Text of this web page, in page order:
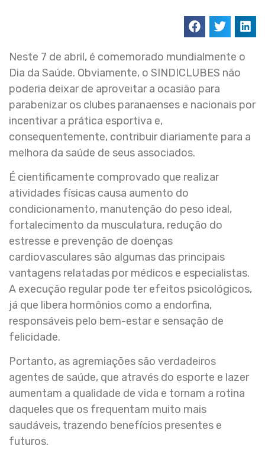
Neste 7 de abril, é comemorado mundialmente o
Dia da Saúde. Obviamente, o SINDICLUBES não
poderia deixar de aproveitar a ocasião para
parabenizar os clubes paranaenses e nacionais por
incentivar a prática esportiva e,
consequentemente, contribuir diariamente para a
melhora da saúde de seus associados.
É cientificamente comprovado que realizar
atividades físicas causa aumento do
condicionamento, manutenção do peso ideal,
fortalecimento da musculatura, redução do
estresse e prevenção de doenças
cardiovasculares são algumas das principais
vantagens relatadas por médicos e especialistas.
A execução regular pode ter efeitos psicológicos,
já que libera hormônios como a endorfina,
responsáveis pelo bem-estar e sensação de
felicidade.
Portanto, as agremiações são verdadeiros
agentes de saúde, que através do esporte e lazer
aumentam a qualidade de vida e tornam a rotina
daqueles que os frequentam muito mais
saudáveis, trazendo benefícios presentes e
futuros.